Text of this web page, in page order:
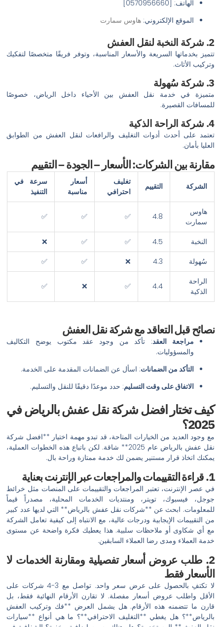
الهاتف: [0570956660]
الموقع الإلكتروني:هاوس سمارت
2. شركة النخبة لنقل العفش
تتميز بخدماتها السريعة والأسعار المناسبة، وتوفر فريقًا متخصصًا لتفكيك
وتركيب الأثاث.
3. شركة سُهولة
متميزة في خدمة نقل العفش بين الأحياء داخل الرياض، خصوصًا
للمسافات القصيرة.
4. شركة الراحة الذكية
تعتمد على أحدث أدوات التغليف والرافعات لنقل العفش من الطوابق
العليا بأمان.
مقارنة بين الشركات: الأسعار – الجودة – التقييم
الشركة التقييم
تغليف
احترافي
أسعار
مناسبة
سرعة في
التنفيذ
هاوس
سمارت
4.8
✅
✅
✅
النخبة 4.5
✅
✅
❌
سُهولة
4.3
❌
✅
✅
الراحة
الذكية
4.4
✅
❌
✅
نصائح قبل التعاقد مع شركة نقل العفش
مراجعة العقد: تأكد من وجود عقد مكتوب يوضح التكاليف
والمسؤوليات.
التأكد من الضمانات: اسأل عن الضمانات المقدمة على الخدمة.
الاتفاق على وقت التسليم: حدد موعدًا دقيقًا للنقل والتسليم.
كيف تختار افضل شركة نقل عفش بالرياض في
2025؟
مع وجود العديد من الخيارات المتاحة، قد تبدو مهمة اختيار **افضل شركة
نقل عفش بالرياض عام 2025** شاقة. لكن باتباع هذه الخطوات العملية،
يمكنك اتخاذ قرار مستنير يضمن لك خدمة ممتازة وراحة بال.
1. قراءة التقييمات والمراجعات عبر الإنترنت بعناية
في عصر الإنترنت، تعتبر المراجعات والتقييمات على المنصات مثل خرائط
جوجل، فيسبوك، تويتر، ومنتديات الخدمات المحلية، مصدراً قيماً
للمعلومات. ابحث عن **شركات نقل عفش بالرياض** التي لديها عدد كبير
من التقييمات الإيجابية ودرجات عالية، مع الانتباه إلى كيفية تعامل الشركة
مع أي شكاوى أو ملاحظات سلبية. هذا يعطيك فكرة واضحة عن مستوى
خدمة العملاء ومدى رضا العملاء السابقين.
2. طلب عروض أسعار تفصيلية ومقارنة الخدمات لا
الأسعار فقط
لا تكتفِ بالحصول على عرض سعر واحد. تواصل مع 3-4 شركات على
الأقل واطلب عروض أسعار مفصلة. لا تقارن الأرقام النهائية فقط، بل
قارن ما تتضمنه هذه الأرقام. هل يشمل العرض **فك وتركيب العفش
بالرياض**؟ هل يغطي **التغليف الاحترافي**؟ ما هي أنواع **سيارات